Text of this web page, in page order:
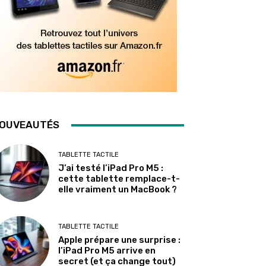
TABLETTE TACTILE
J’ai testé l’iPad Pro M5 :
cette tablette remplace-t-
elle vraiment un MacBook ?
TABLETTE TACTILE
Apple prépare une surprise :
l’iPad Pro M5 arrive en
secret (et ça change tout)